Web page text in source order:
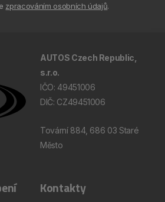
zpracováním osobních údajů.
AUTOS Czech Republic,
s.r.o.
IČO: 49451006
DIČ: CZ49451006
Tovární 884, 686 03 Staré
Město
Kontakty